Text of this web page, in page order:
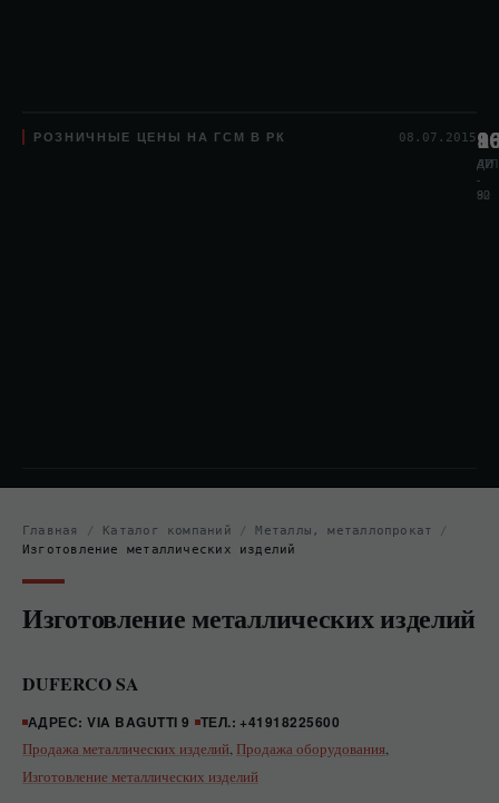
РОЗНИЧНЫЕ ЦЕНЫ НА ГСМ В РК 08.07.2015
АИ
-
80
АИ
-
92
ДТЛ
Главная / Каталог компаний /Металлы, металлопрокат /
Изготовление металлических изделий
Изготовление металлических изделий
DUFERCO SA
АДРЕС: VIA BAGUTTI 9 ТЕЛ.: +41918225600
Продажа металлических изделий, Продажа оборудования,
Изготовление металлических изделий